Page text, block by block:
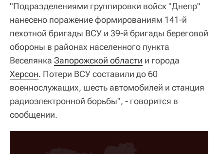
"Подразделениями группировки войск "Днепр"
нанесено поражение формированиям 141-й
пехотной бригады ВСУ и 39-й бригады береговой
обороны в районах населенного пункта
Веселянка Запорожской области и города
Херсон. Потери ВСУ составили до 60
военнослужащих, шесть автомобилей и станция
радиоэлектронной борьбы", - говорится в
сообщении.